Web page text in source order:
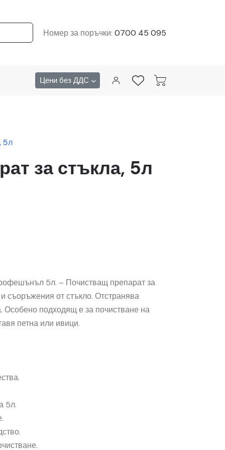
Номер за поръчки: 0700 45 095
Цени без ДДС
5л
за стъкла, 5л
5л. – Почистващ препарат за
съоръжения от стъкло. Отстранява
Особено подходящ е за почистване на
петна или ивици.
5л.